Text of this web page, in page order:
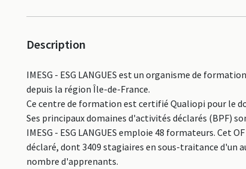
Description
IMESG - ESG LANGUES est un organisme de
depuis la région Île-de-France.
Ce centre de formation est certifié Qualiopi pour le
Ses principaux domaines d'activités déclarés (BPF)
IMESG - ESG LANGUES emploie 48 formateurs. Cet
déclaré, dont 3409 stagiaires en sous-traitance d'un
nombre d'apprenants.